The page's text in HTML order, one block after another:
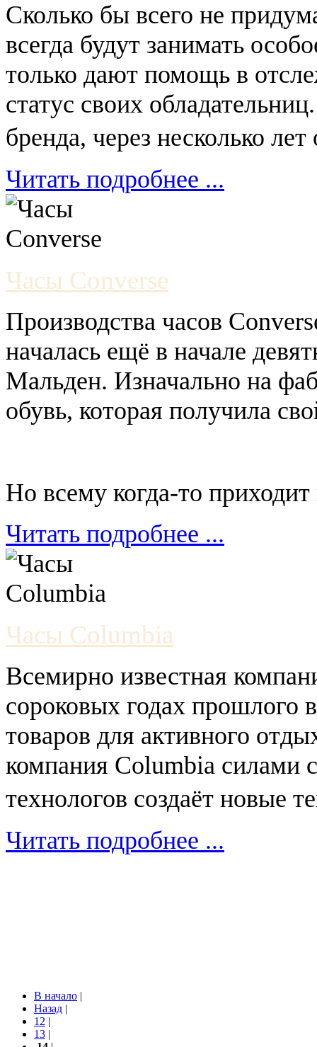
Сколько бы всего не
всегда будут занимать
только дают помощь в
статус своих
бренда, через несколько
Читать подробнее ...
Часы Converse
Производства часов
началась ещё в начале
Мальден. Изначально на
обувь, которая получила
Но всему когда-то
Читать подробнее ...
Часы Columbia
Всемирно известная
сороковых годах прошлого
товаров для активного
компания Columbia силами
технологов создаёт новые
Читать подробнее ...
В начало |
Назад |
12 |
13 |